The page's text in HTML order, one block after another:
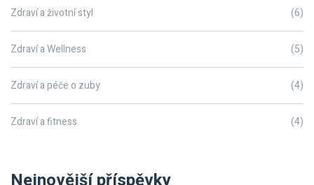
Zdraví a životní styl (6)
Zdraví a Wellness (5)
Zdraví a péče o zuby (4)
Zdraví a fitness (4)